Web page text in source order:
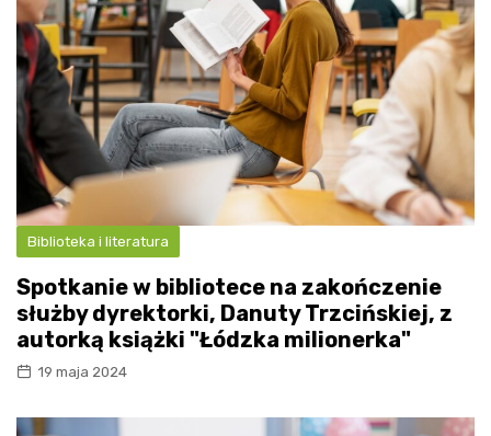
Biblioteka i literatura
Spotkanie w bibliotece na zakończenie
służby dyrektorki, Danuty Trzcińskiej, z
autorką książki "Łódzka milionerka"
19 maja 2024